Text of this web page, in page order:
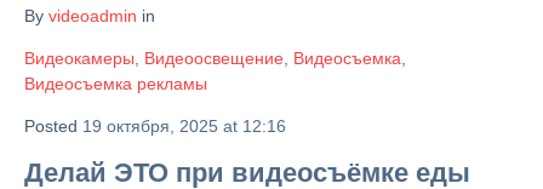
By videoadmin in
Видеокамеры Видеоосвещение Видеосъемка
Видеосъемка рекламы
Posted 19 октября, 2025 at 12:16
Делай ЭТО при видеосъёмке еды